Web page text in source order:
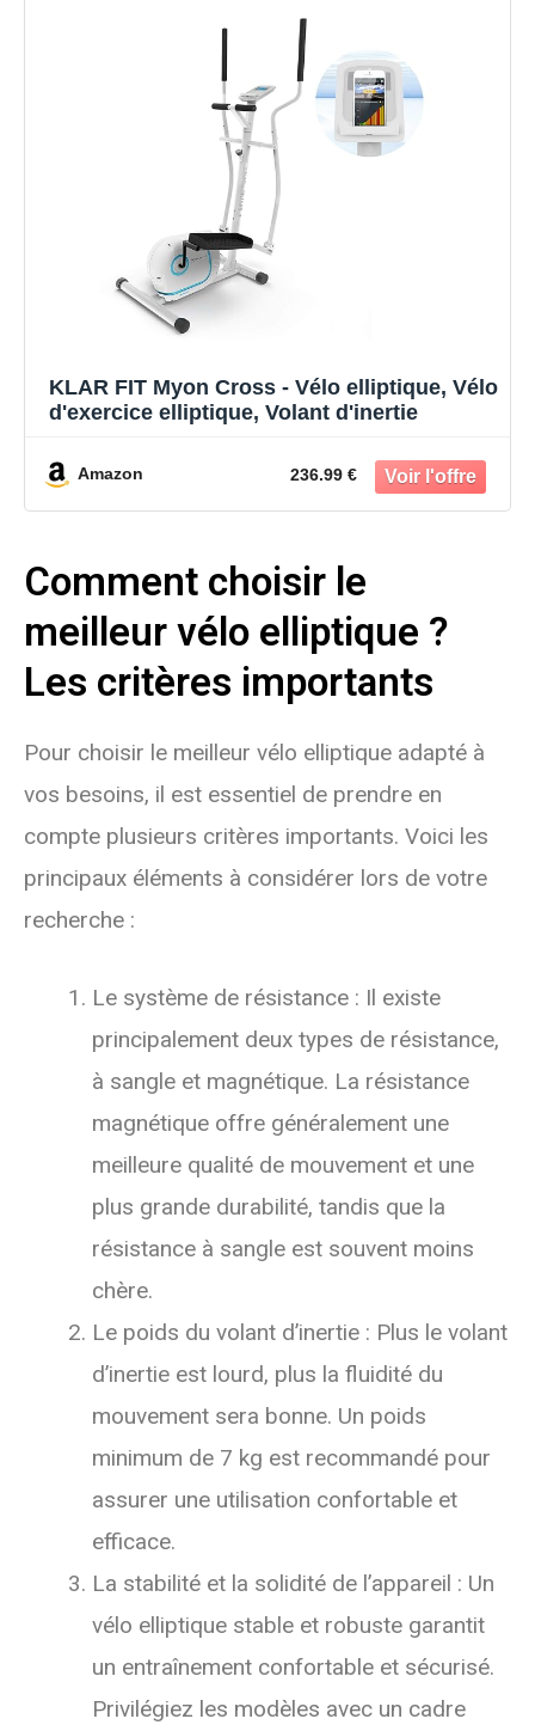
KLAR FIT Myon Cross - Vélo elliptique, Vélo
d'exercice elliptique, Volant d'inertie
Amazon 236.99 €
Comment choisir le
meilleur vélo elliptique ?
Les critères importants
Pour choisir le meilleur vélo elliptique adapté à
vos besoins, il est essentiel de prendre en
compte plusieurs critères importants. Voici les
principaux éléments à considérer lors de votre
recherche :
Le système de résistance : Il existe
principalement deux types de résistance,
à sangle et magnétique. La résistance
magnétique offre généralement une
meilleure qualité de mouvement et une
plus grande durabilité, tandis que la
résistance à sangle est souvent moins
chère.
Le poids du volant d’inertie : Plus le volant
d’inertie est lourd, plus la fluidité du
mouvement sera bonne. Un poids
minimum de 7 kg est recommandé pour
assurer une utilisation confortable et
efficace.
La stabilité et la solidité de l’appareil : Un
vélo elliptique stable et robuste garantit
un entraînement confortable et sécurisé.
Privilégiez les modèles avec un cadre